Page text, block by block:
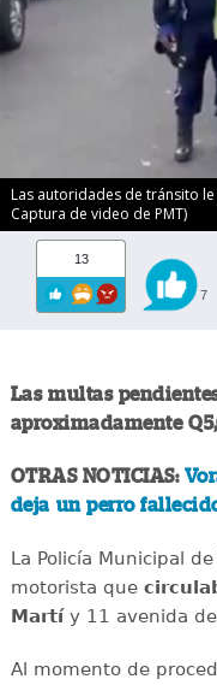
Las autoridades de tránsito
Captura de video de PMT)
13
7
Las multas
aproximadamente
OTRAS NOTICIAS:
deja un perro
La Policía Municipal
motorista que
Martíy 11 avenida
Al momento de